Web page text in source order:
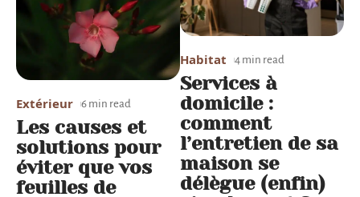
Extérieur 6 min read
Les causes et
solutions pour
éviter que vos
feuilles de
Habitat 4 min read
Services à
domicile :
comment
l’entretien de sa
maison se
délègue (enfin)